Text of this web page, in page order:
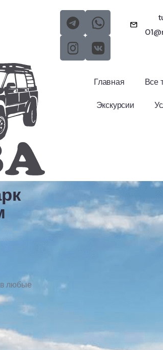
Главная Все
Экскурсии
в любые